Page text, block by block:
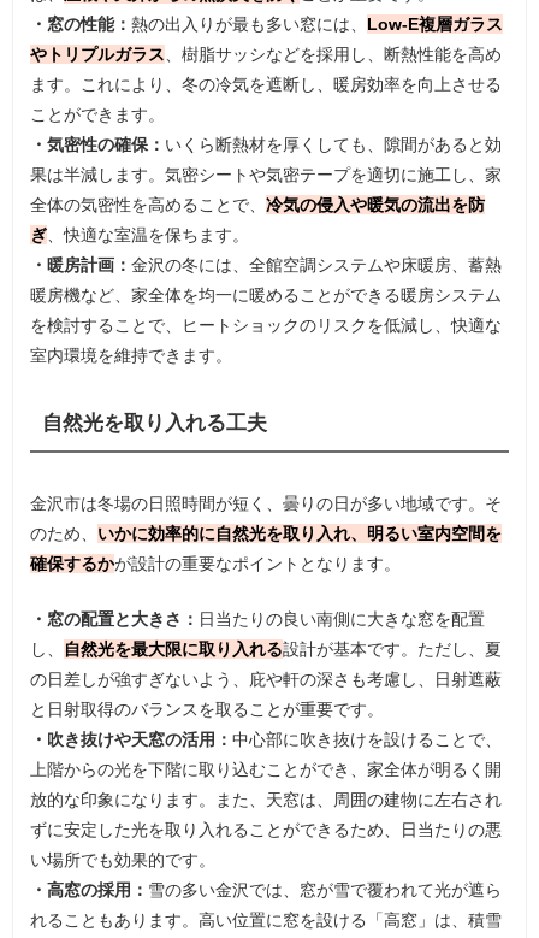
・窓の性能：熱の出入りが最も多い窓には、 Low-E複層ガラス
やトリプルガラス 、樹脂サッシなどを採用し、断熱性能を高め
ます。これにより、冬の冷気を遮断し、暖房効率を向上させる
ことができます。
・気密性の確保： いくら断熱材を厚くしても、隙間があると効
果は半減します。気密シートや気密テープを適切に施工し、家
全体の気密性を高めることで、冷気の侵入や暖気の流出を防
ぎ 、快適な室温を保ちます。
・暖房計画：金沢の冬には、全館空調システムや床暖房、蓄熱
暖房機など、家全体を均一に暖めることができる暖房システム
を検討することで、ヒートショックのリスクを低減し、快適な
室内環境を維持できます。
自然光を取り入れる工夫
金沢市は冬場の日照時間が短く、曇りの日が多い地域です。そ
のため、 いかに効率的に自然光を取り入れ、明るい室内空間を
確保するかが設計の重要なポイントとなります。
・窓の配置と大きさ： 日当たりの良い南側に大きな窓を配置
し、
自然光を最大限に取り入れる設計が基本です。ただし、夏
の日差しが強すぎないよう、庇や軒の深さも考慮し、日射遮蔽
と日射取得のバランスを取ることが重要です。
・吹き抜けや天窓の活用：中心部に吹き抜けを設けることで、
上階からの光を下階に取り込むことができ、家全体が明るく開
放的な印象になります。また、天窓は、周囲の建物に左右され
ずに安定した光を取り入れることができるため、日当たりの悪
い場所でも効果的です。
・高窓の採用： 雪の多い金沢では、窓が雪で覆われて光が遮ら
れることもあります。高い位置に窓を設ける「高窓」は、積雪